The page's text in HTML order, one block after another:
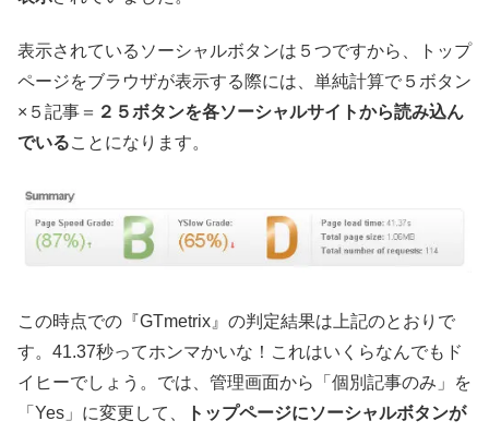
表示されているソーシャルボタンは５つですから、トップ
ページをブラウザが表示する際には、単純計算で５ボタン
×５記事＝ ２５ボタンを各ソーシャルサイトから読み込ん
でいることになります。
この時点での『GTmetrix』の判定結果は上記のとおりで
す。41.37秒ってホンマかいな！これはいくらなんでもド
イヒーでしょう。では、管理画面から「個別記事のみ」を
「Yes」に変更して、
トップページにソーシャルボタンが